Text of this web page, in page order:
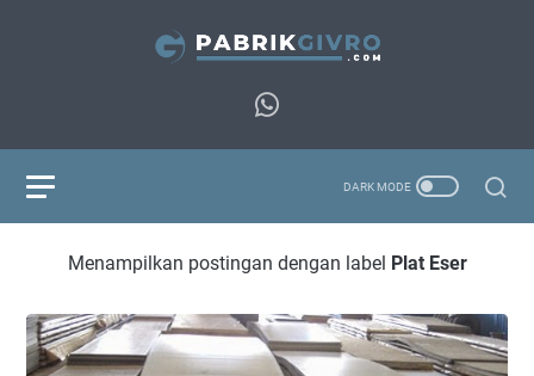
Menampilkan postingan dengan label Plat Eser